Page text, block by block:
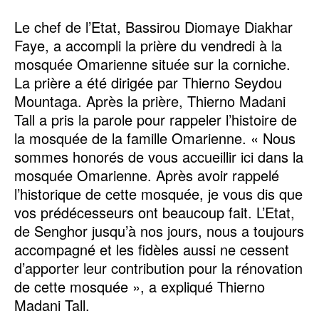
Le chef de l’Etat, Bassirou Diomaye Diakhar
Faye, a accompli la prière du vendredi à la
mosquée Omarienne située sur la corniche.
La prière a été dirigée par Thierno Seydou
Mountaga. Après la prière, Thierno Madani
Tall a pris la parole pour rappeler l’histoire de
la mosquée de la famille Omarienne. « Nous
sommes honorés de vous accueillir ici dans la
mosquée Omarienne. Après avoir rappelé
l’historique de cette mosquée, je vous dis que
vos prédécesseurs ont beaucoup fait. L’Etat,
de Senghor jusqu’à nos jours, nous a toujours
accompagné et les fidèles aussi ne cessent
d’apporter leur contribution pour la rénovation
de cette mosquée », a expliqué Thierno
Madani Tall.